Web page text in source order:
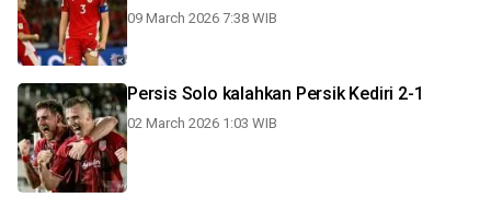
09 March 2026 7:38 WIB
Persis Solo kalahkan Persik Kediri 2-1
02 March 2026 1:03 WIB